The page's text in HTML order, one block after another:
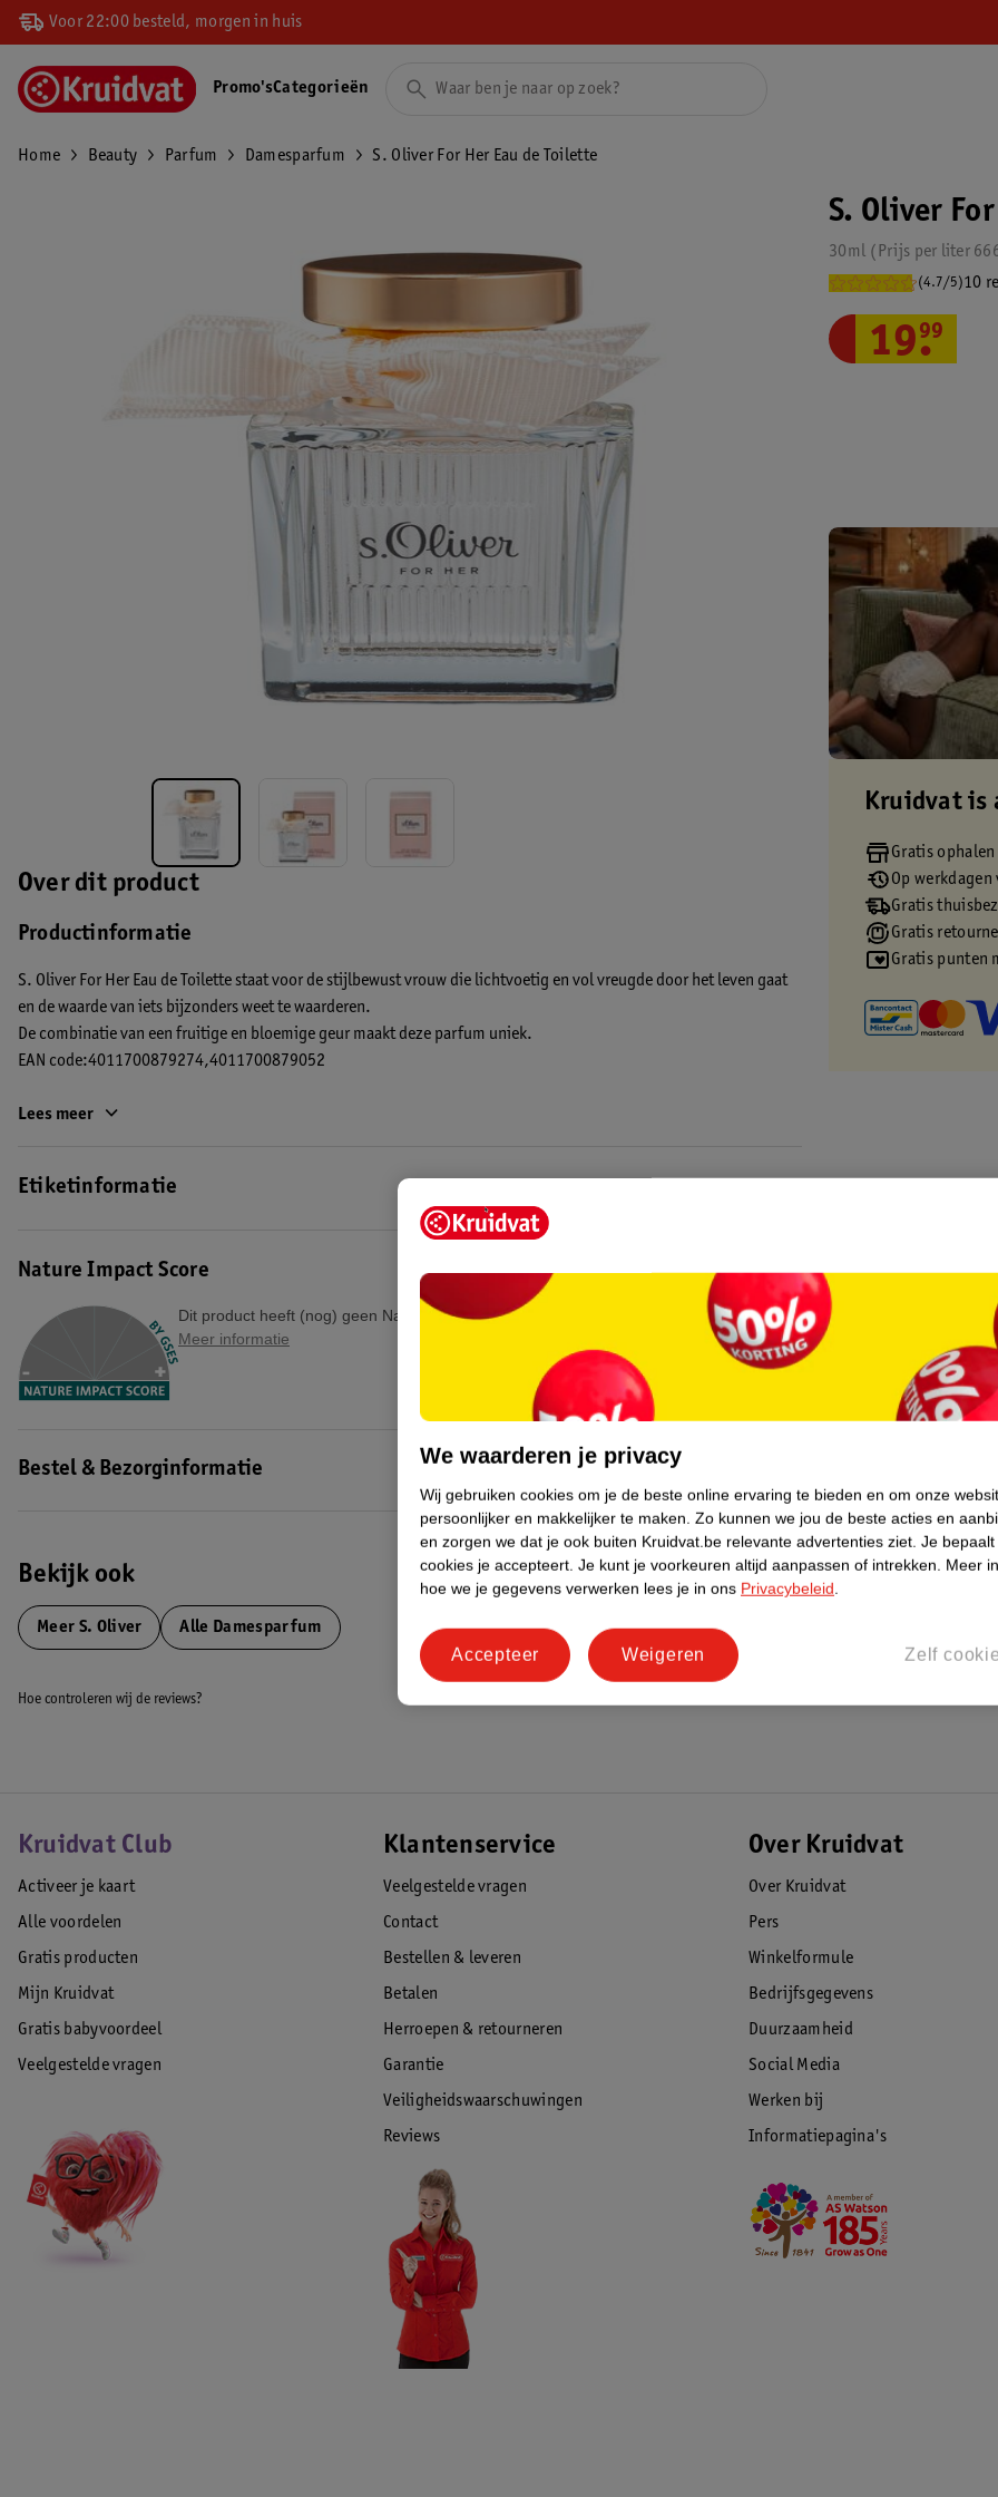
Voor 22:00 besteld, morgen in huis
Promo'sCategorieën
Home Beauty Parfum Damesparfum S. Oliver For Her Eau de Toilette
Over dit product
Productinformatie
S. Oliver For Her Eau de Toilette staat voor de stijlbewust vrouw die lichtvoetig en vol vreugde door het leven gaat
en de waarde van iets bijzonders weet te waarderen.
De combinatie van een fruitige en bloemige geur maakt deze parfum uniek.
EAN code:4011700879274,4011700879052
Lees meer
Etiketinformatie
Nature Impact Score
Dit product heeft (nog) geen Nature Impact Score.
Meer informatie
Bestel & Bezorginformatie
Bekijk ook
Meer S. Oliver Alle Damesparfum
S. Oliver
30ml Prijs per liter
(4.7/5)10
19.
99
Kruidvat is
Gratis
Op
Gratis
Gratis
Gratis punten
Hoe controleren wij de reviews?
Kruidvat Club
Activeer je kaart
Alle voordelen
Gratis producten
Mijn Kruidvat
Gratis babyvoordeel
Veelgestelde vragen
Klantenservice
Veelgestelde vragen
Contact
Bestellen & leveren
Betalen
Herroepen & retourneren
Garantie
Veiligheidswaarschuwingen
Reviews
Over Kruidvat
Over Kruidvat
Pers
Winkelformule
Bedrijfsgegevens
Duurzaamheid
Social Media
Werken bij
Informatiepagina's
We waarderen je privacy
Wij gebruiken cookies om je de beste online ervaring te bieden en om onze
persoonlijker en makkelijker te maken. Zo kunnen we jou de beste acties en
en zorgen we dat je ook buiten Kruidvat.be relevante advertenties ziet. Je
cookies je accepteert. Je kunt je voorkeuren altijd aanpassen of intrekken. Meer
hoe we je gegevens verwerken lees je in ons Privacybeleid.
Zelf
Weigeren
Accepteer